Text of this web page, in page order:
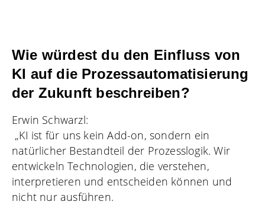
Wie würdest du den Einfluss von
KI auf die Prozessautomatisierung
der Zukunft beschreiben?
Erwin Schwarzl:
„KI ist für uns kein Add-on, sondern ein
natürlicher Bestandteil der Prozesslogik. Wir
entwickeln Technologien, die verstehen,
interpretieren und entscheiden können und
nicht nur ausführen.